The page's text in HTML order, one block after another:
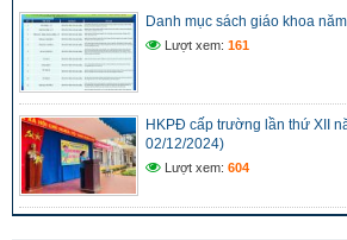
Danh mục sách giáo khoa
Lượt xem: 161
HKPĐ cấp trường lần thứ XII
02/12/2024)
Lượt xem: 604